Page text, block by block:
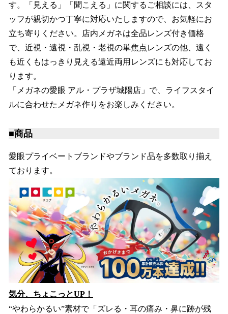
す。「見える」「聞こえる」に関するご相談には、スタ
ッフが親切かつ丁寧に対応いたしますので、お気軽にお
立ち寄りください。店内メガネは全品レンズ付き価格
で、近視・遠視・乱視・老視の単焦点レンズの他、遠く
も近くもはっきり見える遠近両用レンズにも対応してお
ります。
「メガネの愛眼 アル・プラザ城陽店」で、ライフスタイ
ルに合わせたメガネ作りをお楽しみください。
■商品
愛眼プライベートブランドやブランド品を多数取り揃え
ております。
気分、ちょこっとUP！
“やわらかるい”素材で「ズレる・耳の痛み・鼻に跡が残